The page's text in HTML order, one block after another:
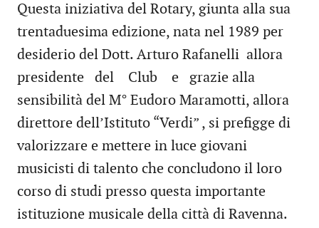
Questa iniziativa del Rotary, giunta alla sua
trentaduesima edizione, nata nel 1989 per
desiderio del Dott. Arturo Rafanelli allora
presidente del Club e grazie alla
sensibilità del M° Eudoro Maramotti, allora
direttore dell’Istituto “Verdi” , si prefigge di
valorizzare e mettere in luce giovani
musicisti di talento che concludono il loro
corso di studi presso questa importante
istituzione musicale della città di Ravenna.